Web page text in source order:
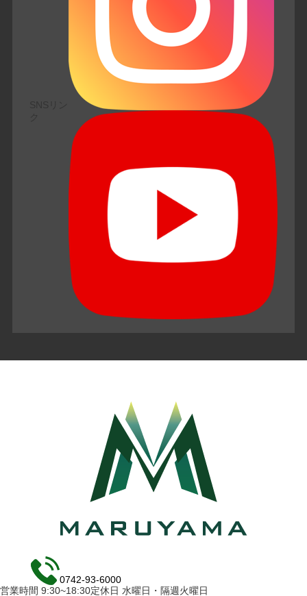
0742-93-6000
営業時間 9:30~18:30定休日 水曜日・隔週火曜日